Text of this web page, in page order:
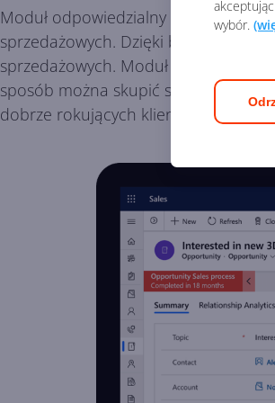
wybór.
Moduł odpowiedzialny za sprzedaż
sprzedażowych. Dzięki bazom
sprzedażowych. Moduł
sposób można skupić się na
dobrze rokujących klientów i